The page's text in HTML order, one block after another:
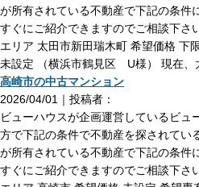
が所有されている不動産で下記の条件
すぐにご紹介できますのでご相談下
エリア 太田市新田瑞木町 希望価格 下
未設定 （横浜市鶴見区 U様） 現在、
高崎市の中古マンション
2026/04/01｜投稿者：
ビューハウスが企画運営しているビュ
方で下記の条件で不動産を探されてい
が所有されている不動産で下記の条件
すぐにご紹介できますのでご相談下